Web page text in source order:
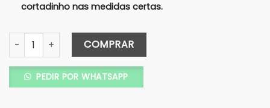
cortadinho nas medidas certas.
Caixa G Avulsa 25X20x8 (Cartonagem) quantidade
COMPRAR
PEDIR POR WHATSAPP